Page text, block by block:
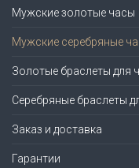
Мужские золотые часы
Мужские серебряные
Золотые браслеты для
Серебряные браслеты
Заказ и доставка
Гарантии